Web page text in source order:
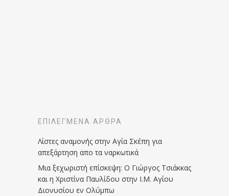
ΕΠΙΛΕΓΜΈΝΑ ΆΡΘΡΑ
Λίστες αναμονής στην Αγία Σκέπη για
απεξάρτηση απο τα ναρκωτικά
Μια ξεχωριστή επίσκεψη: Ο Γιώργος Τσιάκκας
και η Χριστίνα Παυλίδου στην Ι.Μ. Αγίου
Διονυσίου εν Ολύμπω